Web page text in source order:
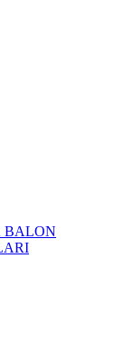
BALON